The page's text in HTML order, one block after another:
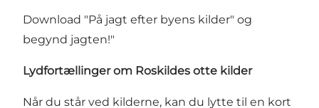
Download "På jagt efter byens kilder" og
begynd jagten!"
Lydfortællinger om Roskildes otte kilder
Når du står ved kilderne, kan du lytte til en kort